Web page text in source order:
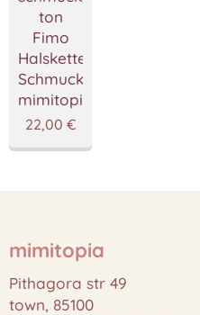
ton
Fimo
Halskette,Handgemacht
Schmuckstücke
mimitopia
22,00 €
mimitopia
Pithagora str 49
town, 85100